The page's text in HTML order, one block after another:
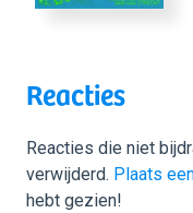
Reacties
Reacties die niet
verwijderd. Plaats
hebt gezien!